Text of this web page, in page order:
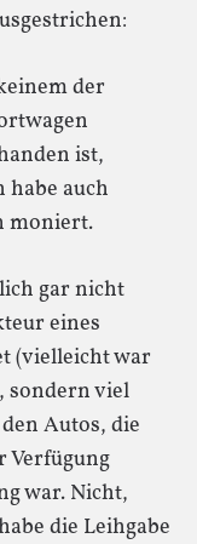
der
ist,
habe auch
moniert.
gar nicht
eines
(vielleicht war
sondern viel
Autos, die
Verfügung
war. Nicht,
die Leihgabe